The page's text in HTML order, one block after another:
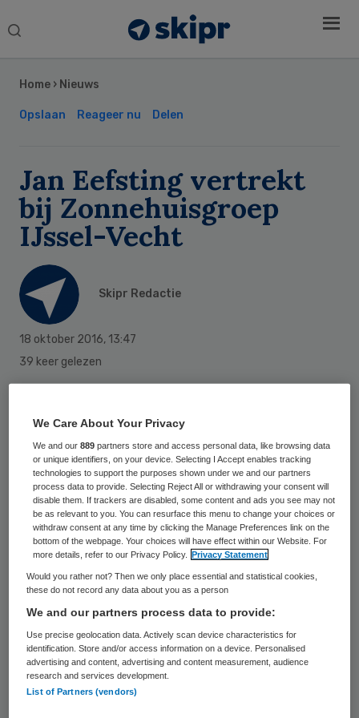
Search
Home › Nieuws
Opslaan Reageer nu Delen
Jan Eefsting vertrekt
bij Zonnehuisgroep
IJssel-Vecht
Skipr Redactie
18 oktober 2016, 13:47
39 keer gelezen
van de Overijsselse zorginstelling
Zonnehuisgroep IJssel-Vecht. Hij vertrekt
op 1 mei 2017, maar doet de komende
maandne al een stap terug ten gunste van
zijn gezondheid.
Eefsting heeft bijna 33 jaar bij
Zonnehuisgroep IJssel-Vecht als
bestuurder gewerkt. Van 2001 tot 2014
combineerde hij zijn werkzaamheden met
het bijzonder hoogleraarschap aan de Vrije
Universiteit in Amsterdam, waar hij de
Sidebar
We Care About Your Privacy
We and our889 partners store and access personal data, like browsing data
or unique identifiers, on your device. Selecting I Accept enables tracking
technologies to support the purposes shown under we and our partners
process data to provide. Selecting Reject All or withdrawing your consent will
disable them. If trackers are disabled, some content and ads you see may not
be as relevant to you. You can resurface this menu to change your choices or
withdraw consent at any time by clicking the Manage Preferences link on the
bottom of the webpage. Your choices will have effect within our Website. For
more details, refer to our Privacy Policy.
Privacy Statement
Would you rather not? Then we only place essential and statistical cookies,
these do not record any data about you as a person
We and our partners process data to provide:
Use precise geolocation data. Actively scan device characteristics for
identification. Store and/or access information on a device. Personalised
advertising and content, advertising and content measurement, audience
research and services development.
List of Partners (vendors)